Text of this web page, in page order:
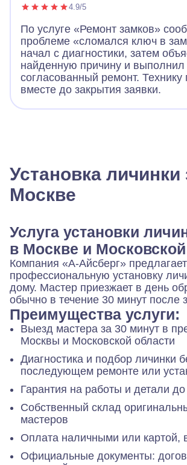
4.9/5
По услуге «Ремонт замков»
проблеме «сломался ключ в
начал с диагностики, затем
найденную причину и выполнил
согласованный ремонт. Технику
вместе до закрытия заявки.
Установка личинки
Москве
Услуга установки
в Москве и
Компания «А-Айсберг» предлагает
профессиональную установку
дому. Мастер приезжает в день
обычно в течение 30 минут после
Преимущества услуги:
Выезд мастера за 30 минут в
Москвы и Московской области
Диагностика и подбор личинки
последующем ремонте или
Гарантия на работы и детали
Собственный склад
мастеров
Оплата наличными или картой,
Официальные документы: